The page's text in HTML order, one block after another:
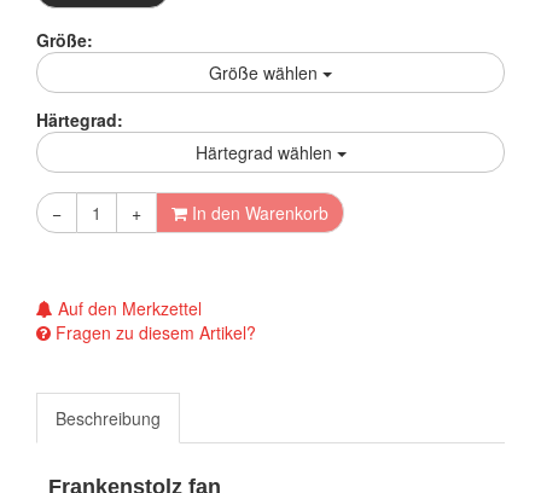
Größe:
Größe wählen
Härtegrad:
Härtegrad wählen
− + In den Warenkorb
Auf den Merkzettel
Fragen zu diesem Artikel?
Beschreibung
Frankenstolz fan